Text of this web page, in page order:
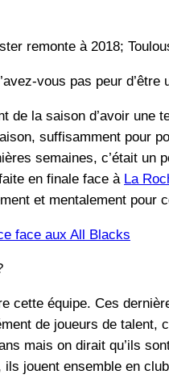
remonte à 2018;
vous pas peur d’être
de la saison d’avoir
suffisamment pour
semaines, c’était un
en finale face à La
et mentalement pour
face aux All Blacks
cette équipe. Ces
de joueurs de talent,
mais on dirait qu’ils
jouent ensemble en